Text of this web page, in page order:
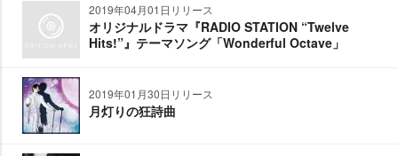
2019年04月01日リリース
オリジナルドラマ『RADIO STATION “Twelve
Hits!”』テーマソング「Wonderful Octave」
2019年01月30日リリース
月灯りの狂詩曲